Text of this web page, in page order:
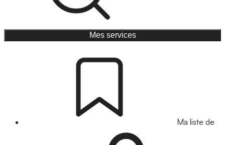
Mes services
Ma liste de